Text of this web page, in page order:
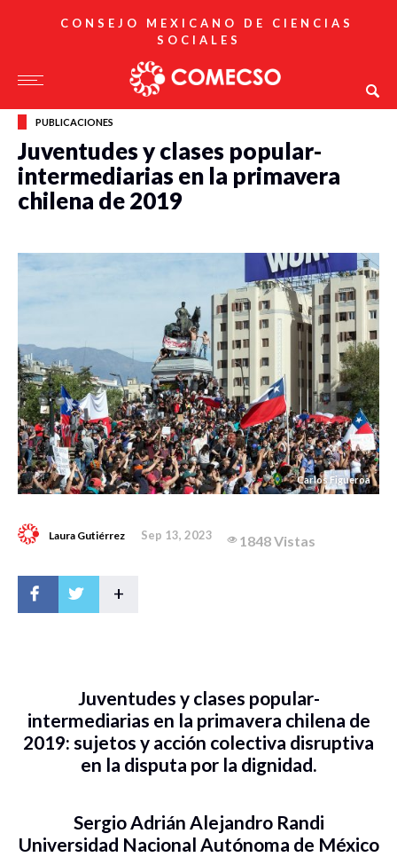
CONSEJO MEXICANO DE CIENCIAS
SOCIALES
PUBLICACIONES
Juventudes y clases popular-
intermediarias en la primavera
chilena de 2019
Carlos Figueroa
Laura Gutiérrez Sep 13, 2023 1848 Vistas
+
Juventudes y clases popular-
intermediarias en la primavera chilena de
2019: sujetos y acción colectiva disruptiva
en la disputa por la dignidad.
Sergio Adrián Alejandro Randi
Universidad Nacional Autónoma de México